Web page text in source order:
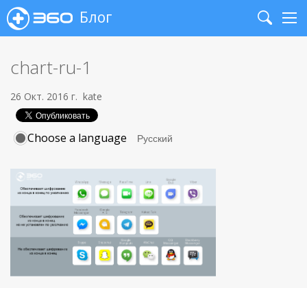
Блог
Search
chart-ru-1
26 Окт. 2016 г. kate
Choose a language